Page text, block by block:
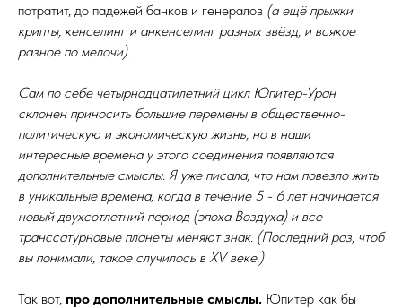
потратит, до падежей банков и генералов (а ещё прыжки
крипты, кенселинг и анкенселинг разных звёзд, и всякое
разное по мелочи).
Сам по себе четырнадцатилетний цикл Юпитер-Уран
склонен приносить большие перемены в общественно-
политическую и экономическую жизнь, но в наши
интересные времена у этого соединения появляются
дополнительные смыслы. Я уже писала, что нам повезло жить
в уникальные времена, когда в течение 5 - 6 лет начинается
новый двухсотлетний период (эпоха Воздуха) и все
транссатурновые планеты меняют знак. (Последний раз, чтоб
вы понимали, такое случилось в XV веке.)
Так вот, про дополнительные смыслы. Юпитер как бы